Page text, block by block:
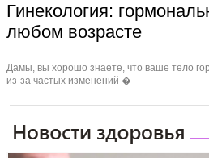
Гинекология:
любом возрасте
Дамы, вы хорошо знаете, что ваше тело
из‑за частых изменений �